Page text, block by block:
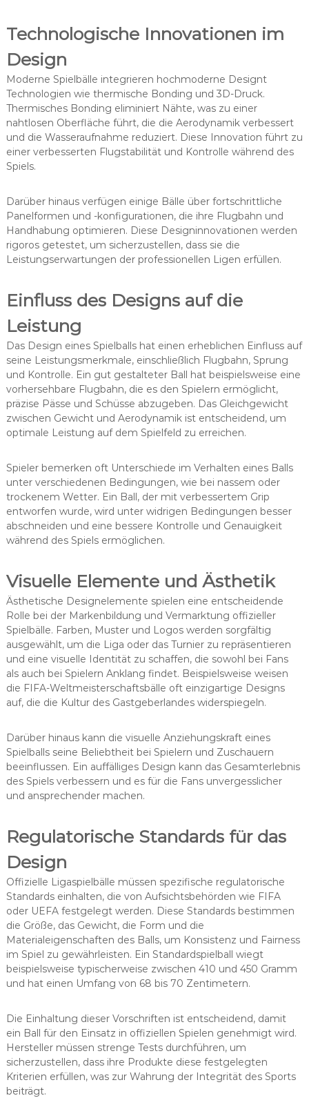
Technologische Innovationen im
Design
Moderne Spielbälle integrieren hochmoderne Designt
Technologien wie thermische Bonding und 3D-Druck.
Thermisches Bonding eliminiert Nähte, was zu einer
nahtlosen Oberfläche führt, die die Aerodynamik verbessert
und die Wasseraufnahme reduziert. Diese Innovation führt zu
einer verbesserten Flugstabilität und Kontrolle während des
Spiels.
Darüber hinaus verfügen einige Bälle über fortschrittliche
Panelformen und -konfigurationen, die ihre Flugbahn und
Handhabung optimieren. Diese Designinnovationen werden
rigoros getestet, um sicherzustellen, dass sie die
Leistungserwartungen der professionellen Ligen erfüllen.
Einfluss des Designs auf die
Leistung
Das Design eines Spielballs hat einen erheblichen Einfluss auf
seine Leistungsmerkmale, einschließlich Flugbahn, Sprung
und Kontrolle. Ein gut gestalteter Ball hat beispielsweise eine
vorhersehbare Flugbahn, die es den Spielern ermöglicht,
präzise Pässe und Schüsse abzugeben. Das Gleichgewicht
zwischen Gewicht und Aerodynamik ist entscheidend, um
optimale Leistung auf dem Spielfeld zu erreichen.
Spieler bemerken oft Unterschiede im Verhalten eines Balls
unter verschiedenen Bedingungen, wie bei nassem oder
trockenem Wetter. Ein Ball, der mit verbessertem Grip
entworfen wurde, wird unter widrigen Bedingungen besser
abschneiden und eine bessere Kontrolle und Genauigkeit
während des Spiels ermöglichen.
Visuelle Elemente und Ästhetik
Ästhetische Designelemente spielen eine entscheidende
Rolle bei der Markenbildung und Vermarktung offizieller
Spielbälle. Farben, Muster und Logos werden sorgfältig
ausgewählt, um die Liga oder das Turnier zu repräsentieren
und eine visuelle Identität zu schaffen, die sowohl bei Fans
als auch bei Spielern Anklang findet. Beispielsweise weisen
die FIFA-Weltmeisterschaftsbälle oft einzigartige Designs
auf, die die Kultur des Gastgeberlandes widerspiegeln.
Darüber hinaus kann die visuelle Anziehungskraft eines
Spielballs seine Beliebtheit bei Spielern und Zuschauern
beeinflussen. Ein auffälliges Design kann das Gesamterlebnis
des Spiels verbessern und es für die Fans unvergesslicher
und ansprechender machen.
Regulatorische Standards für das
Design
Offizielle Ligaspielbälle müssen spezifische regulatorische
Standards einhalten, die von Aufsichtsbehörden wie FIFA
oder UEFA festgelegt werden. Diese Standards bestimmen
die Größe, das Gewicht, die Form und die
Materialeigenschaften des Balls, um Konsistenz und Fairness
im Spiel zu gewährleisten. Ein Standardspielball wiegt
beispielsweise typischerweise zwischen 410 und 450 Gramm
und hat einen Umfang von 68 bis 70 Zentimetern.
Die Einhaltung dieser Vorschriften ist entscheidend, damit
ein Ball für den Einsatz in offiziellen Spielen genehmigt wird.
Hersteller müssen strenge Tests durchführen, um
sicherzustellen, dass ihre Produkte diese festgelegten
Kriterien erfüllen, was zur Wahrung der Integrität des Sports
beiträgt.